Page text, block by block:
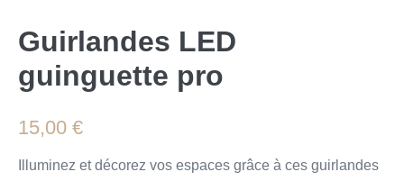
Guirlandes LED
guinguette pro
15,00 €
Illuminez et décorez vos espaces grâce à ces guirlandes